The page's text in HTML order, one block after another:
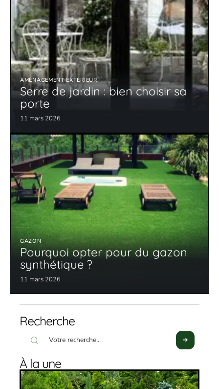
AMÉNAGEMENT EXTÉRIEUR
Serre de jardin : bien choisir sa
porte
11 mars 2026
GAZON
Pourquoi opter pour du gazon
synthétique ?
11 mars 2026
Recherche
À la une